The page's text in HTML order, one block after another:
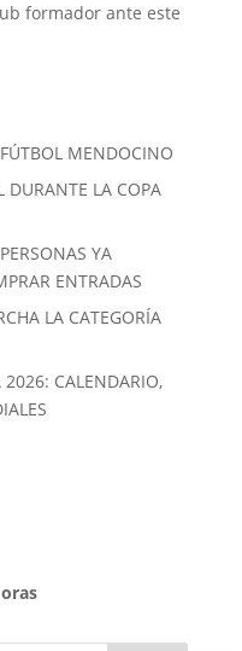
formador ante este
MENDOCINO
DURANTE LA COPA
YA
ENTRADAS
LA CATEGORÍA
2026: CALENDARIO,